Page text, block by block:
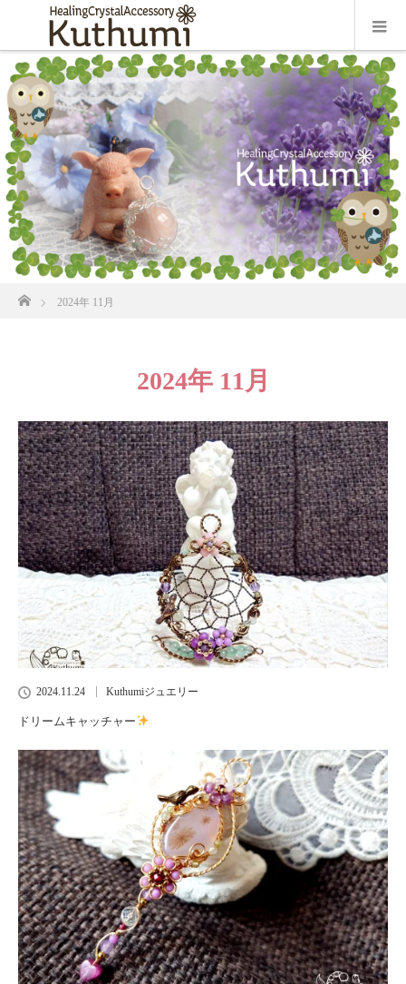
ホーム
2024年 11月
2024年 11月
2024.11.24 Kuthumiジュエリー
ドリームキャッチャー